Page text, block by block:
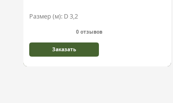
Размер (м): D 3,2
0 отзывов
Заказать